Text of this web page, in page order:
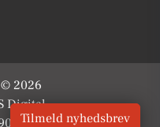
2026
Digital
Tilmeld nyhedsbrev